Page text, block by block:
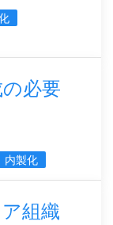
必要
内製化
組織